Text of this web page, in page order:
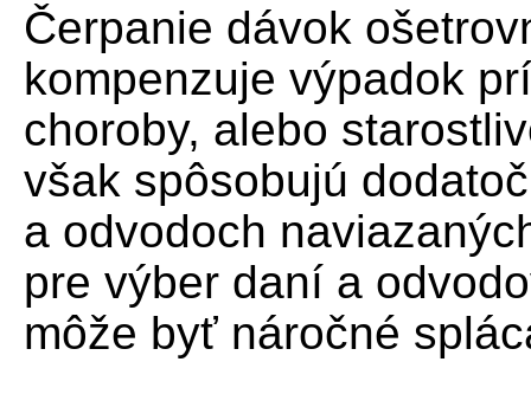
Čerpanie dávok
kompenzuje výpadok
choroby, alebo
však spôsobujú
a odvodoch
pre výber daní a
môže byť náročné